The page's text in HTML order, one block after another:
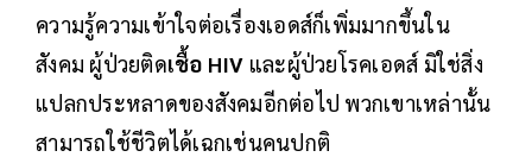
ความรู้ความเข้าใจต่อเรื่องเอดส์ก็เพิ่มมากขึ้นใน
สังคม ผู้ป่วยติดเชื้อ HIV และผู้ป่วยโรคเอดส์ มิใช่สิ่ง
แปลกประหลาดของสังคมอีกต่อไป พวกเขาเหล่านั้น
สามารถใช้ชีวิตได้เฉกเช่นคนปกติ